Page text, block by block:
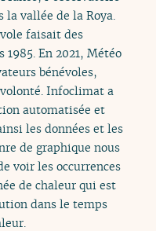
la vallée de la Roya.
faisait des
En 2021, Météo
bénévoles,
Infoclimat a
automatisée et
les données et les
de graphique nous
voir les occurrences
de chaleur qui est
dans le temps